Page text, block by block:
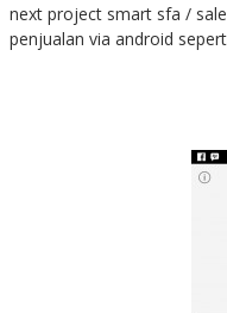
next project smart sfa /
penjualan via android